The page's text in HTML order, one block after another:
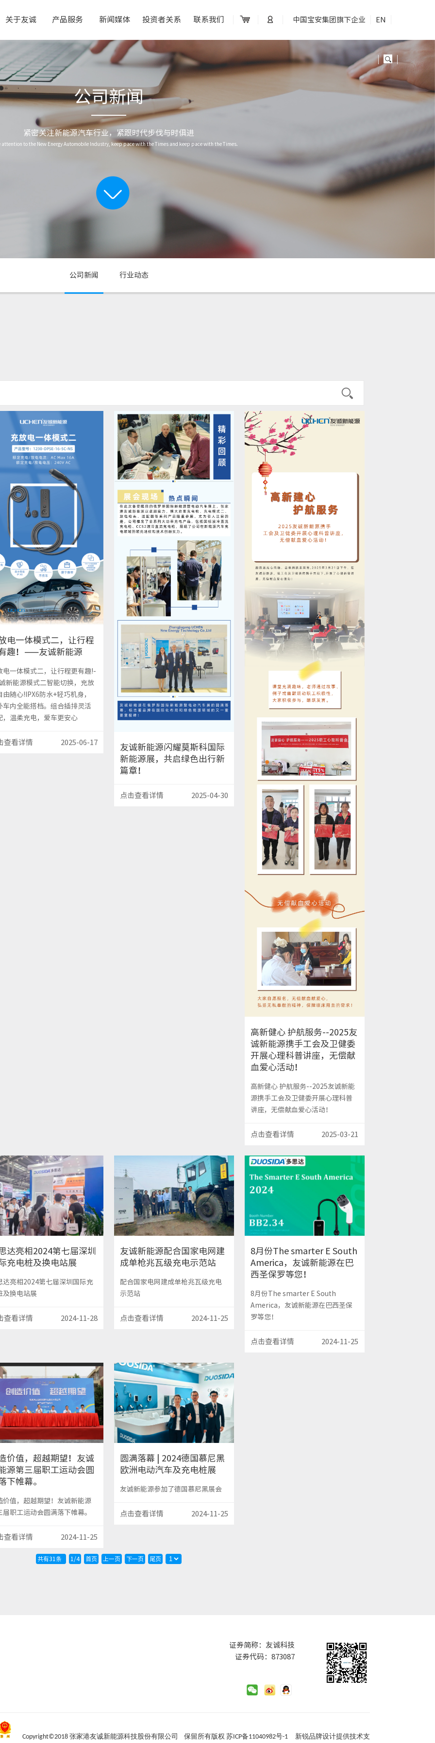
中国宝安集团旗下企业 EN
关于友诚 产品服务 新闻媒体 投资者关系 联系我们
公司新闻
紧密关注新能源汽车行业，紧跟时代步伐与时俱进
attention to the New Energy Automobile Industry, keep pace with the Times and keep pace with the Times.
公司新闻 行业动态
电一体模式二，让行程
趣！——友诚新能源
电一体模式二，让行程更有趣!-
新能源模式二智能切换，充放
由随心!IPX6防水+轻巧机身，
车内全能搭档。组合插排灵活
，温柔充电，爱车更安心
查看详情 2025-06-17
友诚新能源闪耀莫斯科国际
新能源展，共启绿色出行新
篇章！
点击查看详情 2025-04-30
高新健心 护航服务--2025友
诚新能源携手工会及卫健委
开展心理科普讲座，无偿献
血爱心活动！
高新健心 护航服务--2025友诚新能
源携手工会及卫健委开展心理科普
讲座，无偿献血爱心活动！
点击查看详情 2025-03-21
达亮相2024第七届深圳
充电桩及换电站展
达亮相2024第七届深圳国际充
及换电站展
查看详情 2024-11-28
友诚新能源配合国家电网建
成单枪兆瓦级充电示范站
配合国家电网建成单枪兆瓦级充电
示范站
点击查看详情 2024-11-25
8月份The smarter E South
America，友诚新能源在巴
西圣保罗等您！
8月份The smarter E South
America，友诚新能源在巴西圣保
罗等您！
点击查看详情 2024-11-25
价值，超越期望！友诚
源第三届职工运动会圆
下帷幕。
价值，超越期望！友诚新能源
届职工运动会圆满落下帷幕。
查看详情 2024-11-25
圆满落幕 | 2024德国慕尼黑
欧洲电动汽车及充电桩展
友诚新能源参加了德国慕尼黑展会
点击查看详情 2024-11-25
共有31条 1/4 首页 上一页 下一页 尾页
证券简称：友诚科技
证券代码：873087
Copyright©2018 张家港友诚新能源科技股份有限公司 保留所有版权 苏ICP备11040982号-1 新锐品牌设计提供技术支